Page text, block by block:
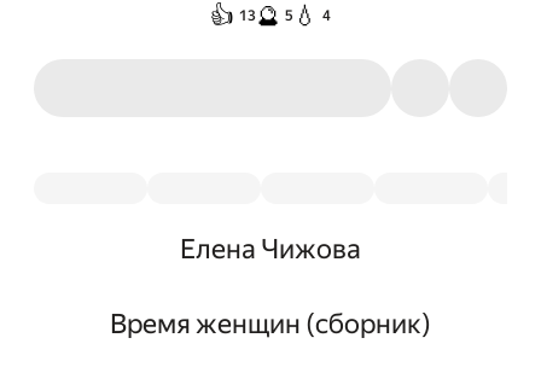
👍 13🔮 5 💧 4
Елена Чижова
Время женщин (сборник)